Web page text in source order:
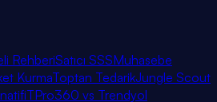
RehberiSatıcı SSSMuhasebe
KurmaToptan TedarikJungle Scout
TPro360 vs Trendyol